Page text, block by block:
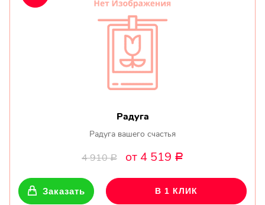
Радуга
Радуга вашего счастья
4 910Р от 4 519 Р
Заказать В 1 КЛИК